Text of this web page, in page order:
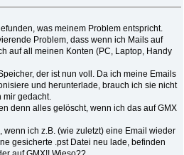
was meinem Problem entspricht.
Problem, dass wenn ich Mails auf
auf all meinen Konten (PC, Laptop, Handy
der ist nun voll. Da ich meine Emails
und herunterlade, brauch ich sie nicht
mir gedacht.
denn alles gelöscht, wenn ich das auf GMX
wenn ich z.B. (wie zuletzt) eine Email wieder
gesicherte .pst Datei neu lade, befinden